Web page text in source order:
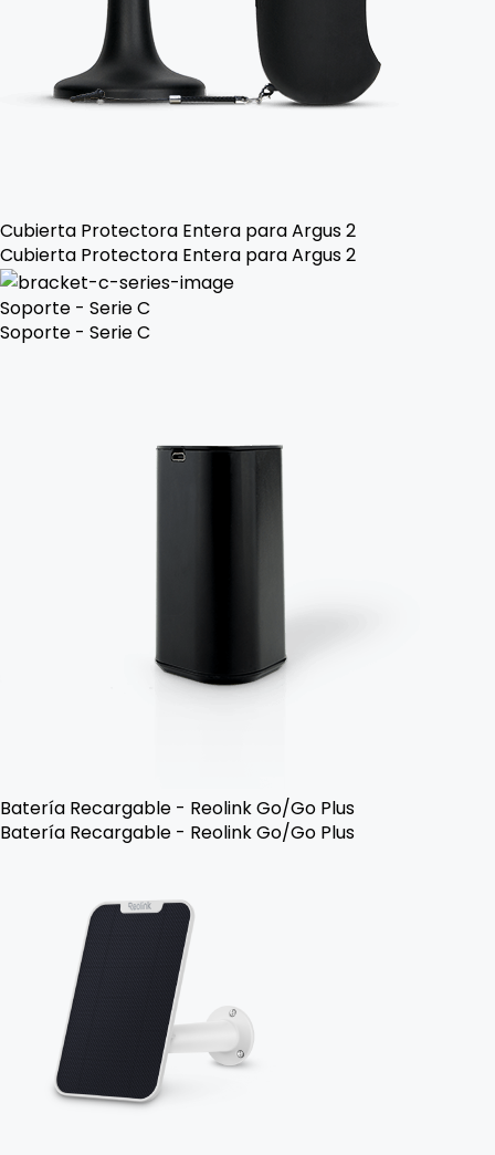
Cubierta Protectora Entera para Argus 2
Cubierta Protectora Entera para Argus 2
Soporte - Serie C
Soporte - Serie C
Batería Recargable - Reolink Go/Go Plus
Batería Recargable - Reolink Go/Go Plus